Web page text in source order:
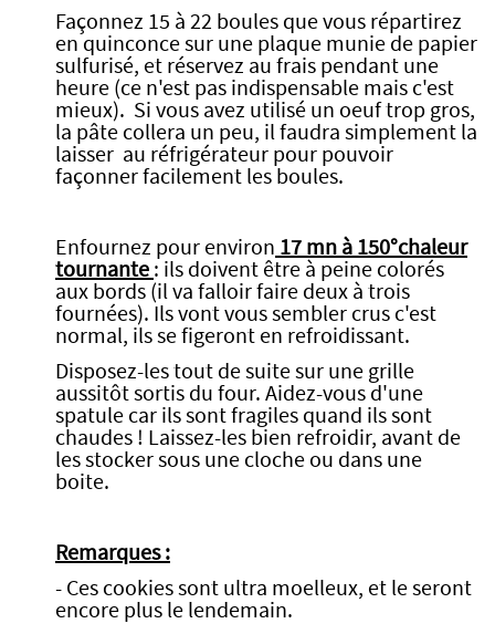
Façonnez 15 à 22 boules que vous répartirez
en quinconce sur une plaque munie de papier
sulfurisé, et réservez au frais pendant une
heure (ce n'est pas indispensable mais c'est
mieux). Si vous avez utilisé un oeuf trop gros,
la pâte collera un peu, il faudra simplement la
laisser au réfrigérateur pour pouvoir
façonner facilement les boules.
Enfournez pour environ 17 mn à 150°chaleur
tournante : ils doivent être à peine colorés
aux bords (il va falloir faire deux à trois
fournées). Ils vont vous sembler crus c'est
normal, ils se figeront en refroidissant.
Disposez-les tout de suite sur une grille
aussitôt sortis du four. Aidez-vous d'une
spatule car ils sont fragiles quand ils sont
chaudes ! Laissez-les bien refroidir, avant de
les stocker sous une cloche ou dans une
boite.
Remarques :
- Ces cookies sont ultra moelleux, et le seront
encore plus le lendemain.